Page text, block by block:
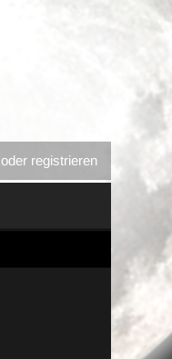
registrieren